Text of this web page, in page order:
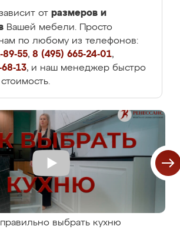
от размеров и
Вашей мебели. Просто
по любому из телефонов:
55, 8 (495) 665-24-01,
13, и наш менеджер быстро
выбрать кухню